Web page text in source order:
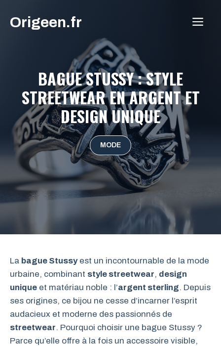
Origeen.fr
BAGUE STUSSY : STYLE
STREETWEAR EN ARGENT ET
DESIGN UNIQUE
MODE
La bague Stussyest un incontournable de la mode
urbaine, combinant style streetwear, design
unique et matériau noble : l’argent sterling. Depuis
ses origines, ce bijou ne cesse d’incarner l’esprit
audacieux et moderne des passionnés de
streetwear. Pourquoi choisir une bague Stussy ?
Parce qu’elle offre à la fois un accessoire visible,